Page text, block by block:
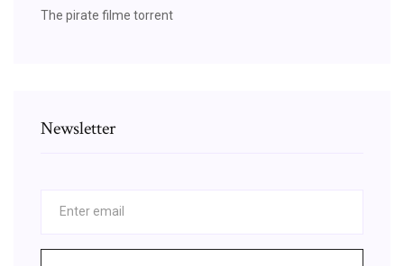
The pirate filme torrent
Newsletter